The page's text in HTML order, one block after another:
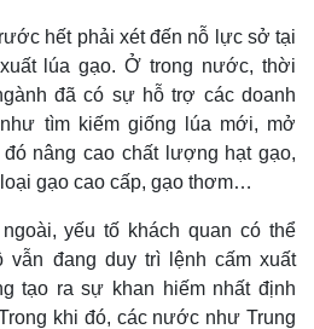
Multimedia
Video
Ảnh
E-Magazine
Infographic
hết phải xét đến nỗ lực sở tại
lúa gạo. Ở trong nước, thời
đã có sự hỗ trợ các doanh
tìm kiếm giống lúa mới, mở
nâng cao chất lượng hạt gạo,
gạo cao cấp, gạo thơm…
yếu tố khách quan có thể
đang duy trì lệnh cấm xuất
tạo ra sự khan hiếm nhất định
khi đó, các nước như Trung